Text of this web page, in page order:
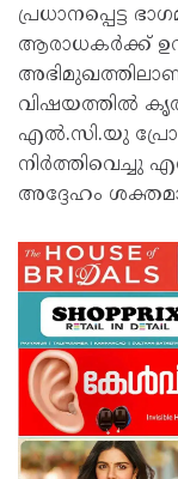
പ്രധാനപ്പെട്ട
ആരാധകർക്ക്
വിഷയത്തിൽ
എൽ.സി.യു
നിർത്തിവെച്ചു
അദ്ദേഹം